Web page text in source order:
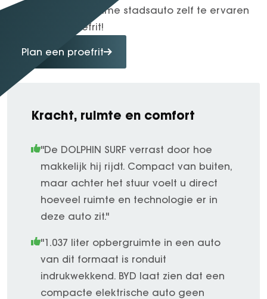
deze verrassend ruime stadsauto zelf te ervaren
tijdens een proefrit!
Plan een proefrit
Kracht, ruimte en comfort
"De DOLPHIN SURF verrast door hoe
makkelijk hij rijdt. Compact van buiten,
maar achter het stuur voelt u direct
hoeveel ruimte en technologie er in
deze auto zit."
"1.037 liter opbergruimte in een auto
van dit formaat is ronduit
indrukwekkend. BYD laat zien dat een
compacte elektrische auto geen